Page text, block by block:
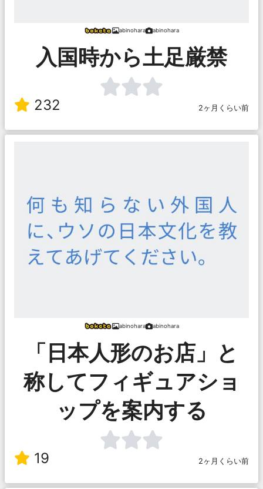
abinohara abinohara
入国時から土足厳禁
232 2ヶ月くらい前
abinohara abinohara
「日本人形のお店」と
称してフィギュアショ
ップを案内する
19 2ヶ月くらい前